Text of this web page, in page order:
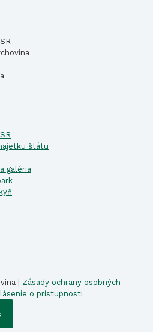
štátu
galéria
| Zásady ochrany osobných
o prístupnosti